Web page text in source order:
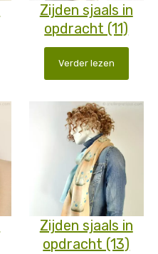
Zijden sjaals in
opdracht (11)
Verder lezen
Zijden sjaals in
opdracht (13)